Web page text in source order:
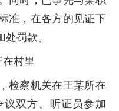
准，在各方的见证下
罚款。
村里
检察机关在王某所在
双方、听证员参加